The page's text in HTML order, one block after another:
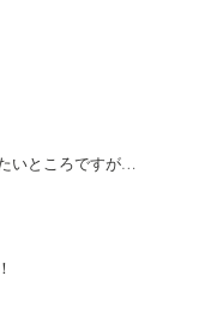
いところですが…